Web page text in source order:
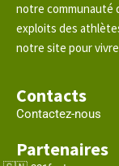
notre communauté
exploits des
notre site pour
Contacts
Contactez-nous
Partenaires